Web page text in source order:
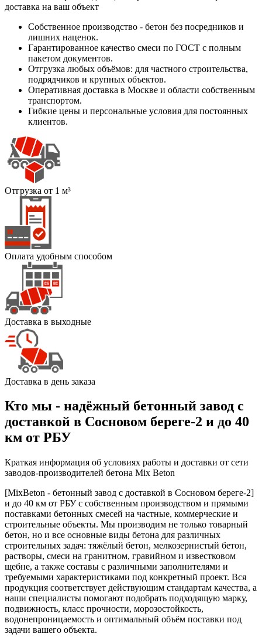
доставка на ваш объект
Собственное производство - бетон без посредников и
лишних наценок.
Гарантированное качество смеси по ГОСТ с полным
пакетом документов.
Отгрузка любых объёмов: для частного строительства,
подрядчиков и крупных объектов.
Оперативная доставка в Москве и области собственным
транспортом.
Гибкие цены и персональные условия для постоянных
клиентов.
Отгрузка от 1 м³
Оплата удобным способом
Доставка в выходные
Доставка в день заказа
Кто мы - надёжный бетонный завод с
доставкой в Сосновом береге-2 и до 40
км от РБУ
Краткая информация об условиях работы и доставки от сети
заводов-производителей бетона Mix Beton
[MixBeton - бетонный завод с доставкой в Сосновом береге-2]
и до 40 км от РБУ с собственным производством и прямыми
поставками бетонных смесей на частные, коммерческие и
строительные объекты. Мы производим не только товарный
бетон, но и все основные виды бетона для различных
строительных задач: тяжёлый бетон, мелкозернистый бетон,
растворы, смеси на гранитном, гравийном и известковом
щебне, а также составы с различными заполнителями и
требуемыми характеристиками под конкретный проект. Вся
продукция соответствует действующим стандартам качества, а
наши специалисты помогают подобрать подходящую марку,
подвижность, класс прочности, морозостойкость,
водонепроницаемость и оптимальный объём поставки под
задачи вашего объекта.